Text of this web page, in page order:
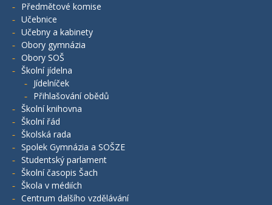
Předmětové komise
Učebnice
Učebny a kabinety
Obory gymnázia
Obory SOŠ
Školní jídelna
Jídelníček
Přihlašování obědů
Školní knihovna
Školní řád
Školská rada
Spolek Gymnázia a SOŠZE
Studentský parlament
Školní časopis Šach
Škola v médiích
Centrum dalšího vzdělávání